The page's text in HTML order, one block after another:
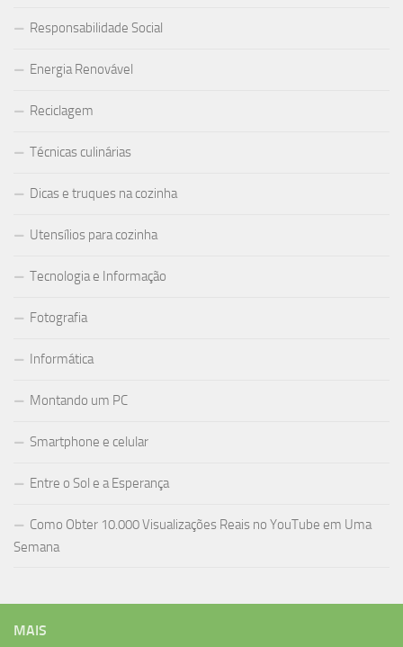
Responsabilidade Social
Energia Renovável
Reciclagem
Técnicas culinárias
Dicas e truques na cozinha
Utensílios para cozinha
Tecnologia e Informação
Fotografia
Informática
Montando um PC
Smartphone e celular
Entre o Sol e a Esperança
Como Obter 10.000 Visualizações Reais no YouTube em Uma
Semana
MAIS